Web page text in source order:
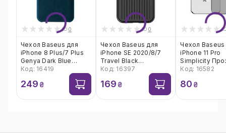
0
Чехол Baseus для
iPhone 8 Plus/7 Plus
Genya Dark Blue
(WIAPIPH7P-JY15)
Код: 16419
249 ₴
0
Чехол Baseus для
iPhone SE 2020/8/7
Travel Black
(WIAPIPH7-LX01)
Код: 16397
169 ₴
Чехол Baseus
iPhone 11 Pro
Simplicity
черный
Код: 16582
80 ₴